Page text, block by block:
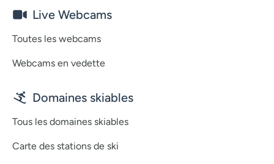
Live Webcams
Toutes les webcams
Webcams en vedette
Domaines skiables
Tous les domaines skiables
Carte des stations de ski